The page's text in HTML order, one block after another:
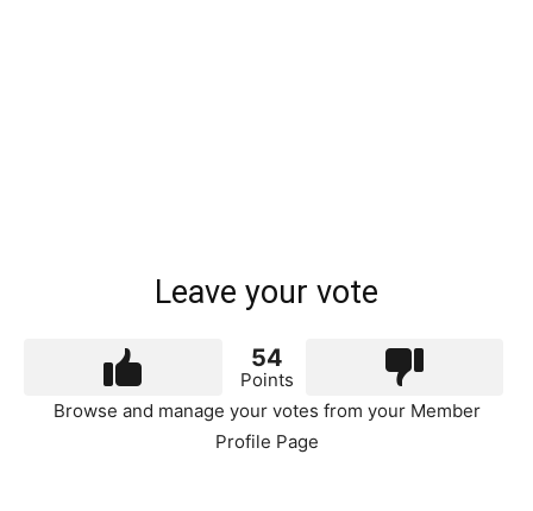
Leave your vote
54
Points
Browse and manage your votes from your Member
Profile Page